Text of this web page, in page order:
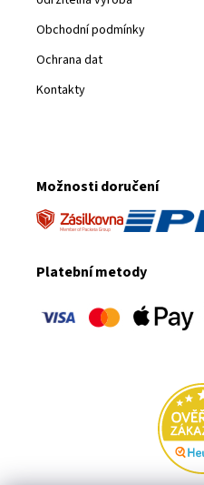
Obchodní podmínky
Ochrana dat
Kontakty
Možnosti doručení
Platební metody